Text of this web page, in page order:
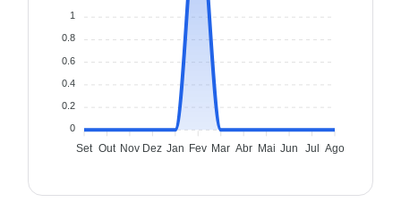
1
0.8
0.6
0.4
0.2
0
Set Out Nov Dez Jan Fev Mar Abr Mai Jun Jul Ago